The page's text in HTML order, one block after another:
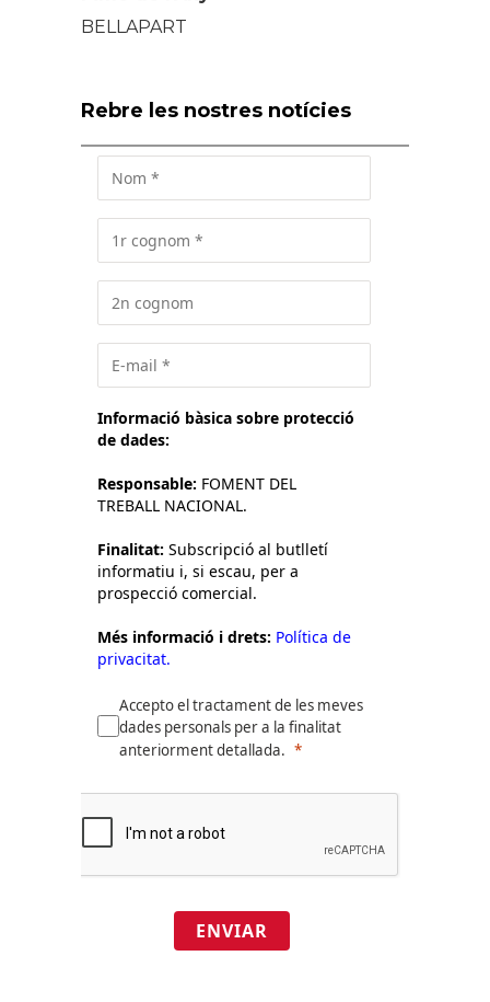
BELLAPART
Rebre les nostres notícies
Informació bàsica sobre protecció
de dades:
Responsable: FOMENT DEL
TREBALL NACIONAL.
Finalitat: Subscripció al butlletí
informatiu i, si escau, per a
prospecció comercial.
Més informació i drets: Política de
privacitat.
Accepto el tractament de les meves
dades personals per a la finalitat
anteriorment detallada.
ENVIAR